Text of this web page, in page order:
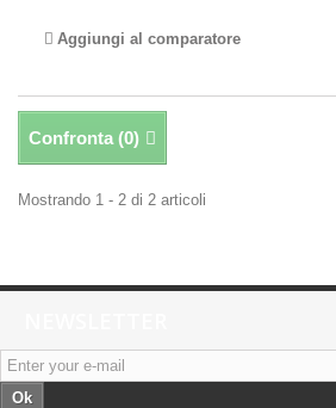
Aggiungi al comparatore
Confronta (0)
Mostrando 1 - 2 di 2 articoli
Ok